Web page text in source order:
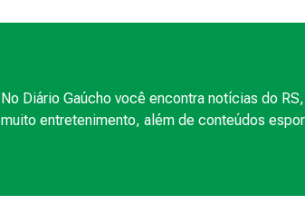
No Diário Gaúcho você encontra notícias do
muito entretenimento, além de conteúdos